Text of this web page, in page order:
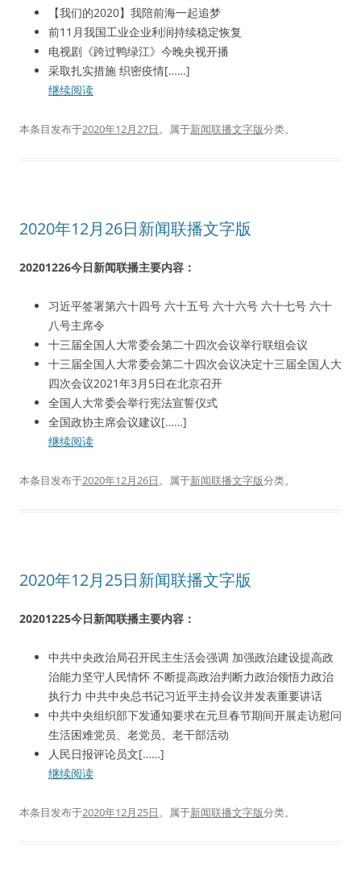
【我们的2020】我陪前海一起追梦
前11月我国工业企业利润持续稳定恢复
电视剧《跨过鸭绿江》今晚央视开播
采取扎实措施 织密疫情[……]
继续阅读
本条目发布于2020年12月27日。属于新闻联播文字版分类。
2020年12月26日新闻联播文字版
20201226今日新闻联播主要内容：
习近平签署第六十四号 六十五号 六十六号 六十七号 六十
八号主席令
十三届全国人大常委会第二十四次会议举行联组会议
十三届全国人大常委会第二十四次会议决定十三届全国人大
四次会议2021年3月5日在北京召开
全国人大常委会举行宪法宣誓仪式
全国政协主席会议建议[……]
继续阅读
本条目发布于2020年12月26日。属于新闻联播文字版分类。
2020年12月25日新闻联播文字版
20201225今日新闻联播主要内容：
中共中央政治局召开民主生活会强调 加强政治建设提高政
治能力坚守人民情怀 不断提高政治判断力政治领悟力政治
执行力 中共中央总书记习近平主持会议并发表重要讲话
中共中央组织部下发通知要求在元旦春节期间开展走访慰问
生活困难党员、老党员、老干部活动
人民日报评论员文[……]
继续阅读
本条目发布于2020年12月25日。属于新闻联播文字版分类。